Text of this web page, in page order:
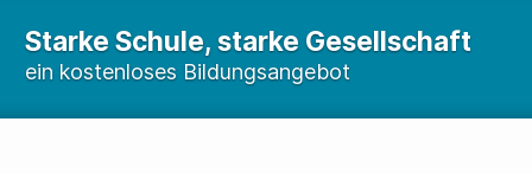
Starke Schule, starke Gesellschaft
ein kostenloses Bildungsangebot